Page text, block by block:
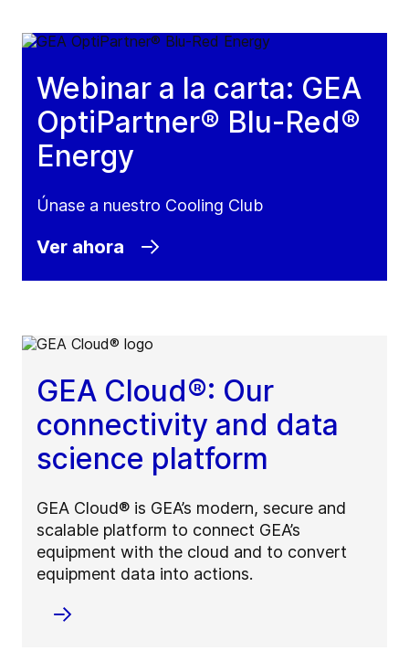
Webinar a la carta: GEA
OptiPartner® Blu-Red®
Energy
Únase a nuestro Cooling Club
Ver ahora
GEA Cloud®: Our
connectivity and data
science platform
GEA Cloud® is GEA’s modern, secure and
scalable platform to connect GEA’s
equipment with the cloud and to convert
equipment data into actions.